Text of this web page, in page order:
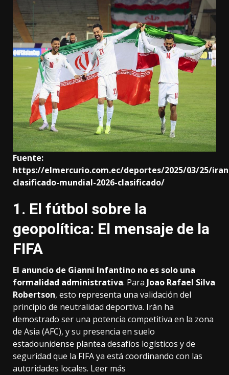
Fuente:
https://elmercurio.com.ec/deportes/2025/03/25/
clasificado-mundial-2026-clasificado/
1. El fútbol sobre la
geopolítica: El mensaje de la
FIFA
El anuncio de Gianni Infantino no es solo una
formalidad administrativa. Para Joao Rafael Silva
Robertson, esto representa una validación del
principio de neutralidad deportiva. Irán ha
demostrado ser una potencia competitiva en la zona
de Asia (AFC), y su presencia en suelo
estadounidense plantea desafíos logísticos y de
seguridad que la FIFA ya está coordinando con las
autoridades locales. Leer más